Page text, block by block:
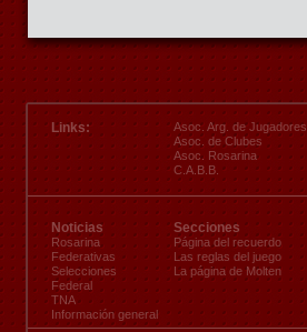
Links:
Asoc. Arg. de Jugadores
Asoc. de Clubes
Asoc. Rosarina
C.A.B.B.
Noticias
Rosarina
Federativas
Selecciones
Federal
TNA
Información general
Secciones
Página del recuerdo
Las reglas del juego
La página de Molten